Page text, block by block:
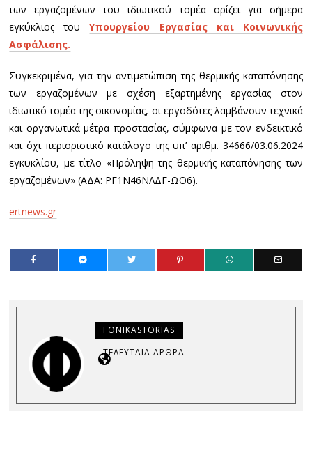
των εργαζομένων του ιδιωτικού τομέα ορίζει για σήμερα
εγκύκλιος τουΥπουργείου Εργασίας και Κοινωνικής
Ασφάλισης.
Συγκεκριμένα, για την αντιμετώπιση της θερμικής καταπόνησης
των εργαζομένων με σχέση εξαρτημένης εργασίας στον
ιδιωτικό τομέα της οικονομίας, οι εργοδότες λαμβάνουν τεχνικά
και οργανωτικά μέτρα προστασίας, σύμφωνα με τον ενδεικτικό
και όχι περιοριστικό κατάλογο της υπ’ αριθμ. 34666/03.06.2024
εγκυκλίου, με τίτλο «Πρόληψη της θερμικής καταπόνησης των
εργαζομένων» (ΑΔΑ: ΡΓ1Ν46ΝΛΔΓ-ΩΟ6).
ertnews.gr
FONIKASTORIAS
ΤΕΛΕΥΤΑΊΑ ΆΡΘΡΑ